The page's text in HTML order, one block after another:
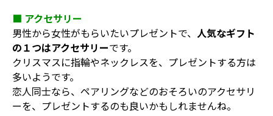
■ アクセサリー
男性から女性がもらいたいプレゼントで、 人気なギフト
の１つはアクセサリーです。
クリスマスに指輪やネックレスを、プレゼントする方は
多いようです。
恋人同士なら、ペアリングなどのおそろいのアクセサリ
ーを、プレゼントするのも良いかもしれませんね。